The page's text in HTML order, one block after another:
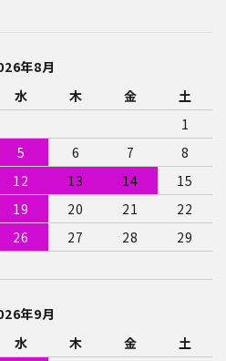
年8月
水 木 金
土
1
5 6 7
8
12 13 14
15
19 20 21
22
26 27 28
29
年9月
水 木 金
土